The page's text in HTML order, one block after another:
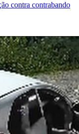
contra contrabando